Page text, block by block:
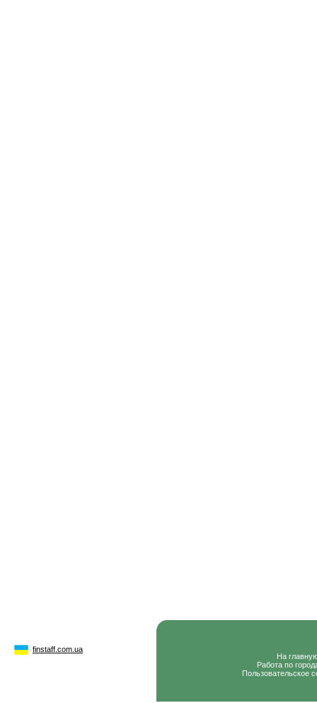
finstaff.com.ua
На
Работа по
Пользовательское